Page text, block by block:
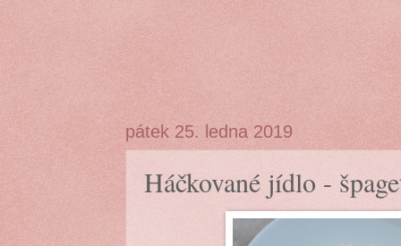
pátek 25. ledna 2019
Háčkované jídlo -